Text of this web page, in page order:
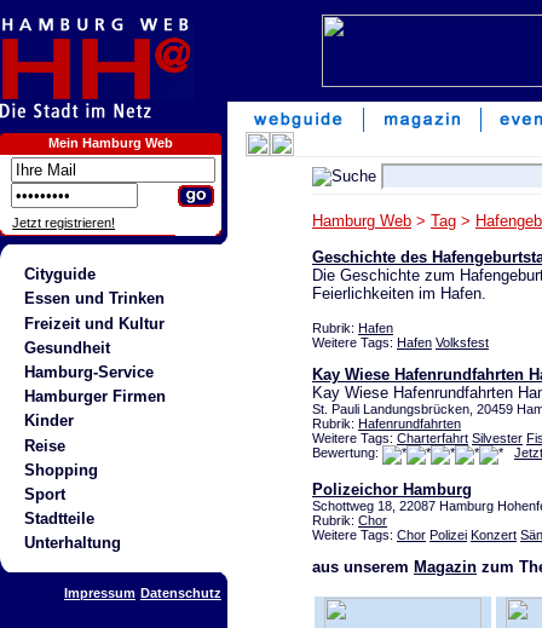
Mein Hamburg Web
Jetzt registrieren!
Cityguide
Essen und Trinken
Freizeit und Kultur
Gesundheit
Hamburg-Service
Hamburger Firmen
Kinder
Reise
Shopping
Sport
Stadtteile
Unterhaltung
Impressum Datenschutz
Hamburg Web > Tag >
Geschichte des
Die Geschichte zum
Feierlichkeiten im Hafen.
Rubrik: Hafen
Weitere Tags: Hafen Volksfest
Kay Wiese Hafenrundfahrten
Kay Wiese Hafenrundfahrten
St. Pauli Landungsbrücken, 20459
Rubrik: Hafenrundfahrten
Weitere Tags: Charterfahrt Silvester
Bewertung:
Polizeichor Hamburg
Schottweg 18, 22087 Hamburg
Rubrik: Chor
Weitere Tags: Chor Polizei Konzert
aus unserem Magazin zum